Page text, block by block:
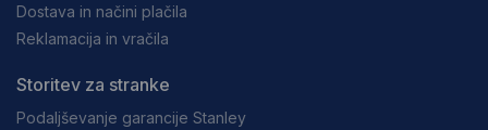
Dostava in načini plačila
Reklamacija in vračila
Storitev za stranke
Podaljševanje garancije Stanley